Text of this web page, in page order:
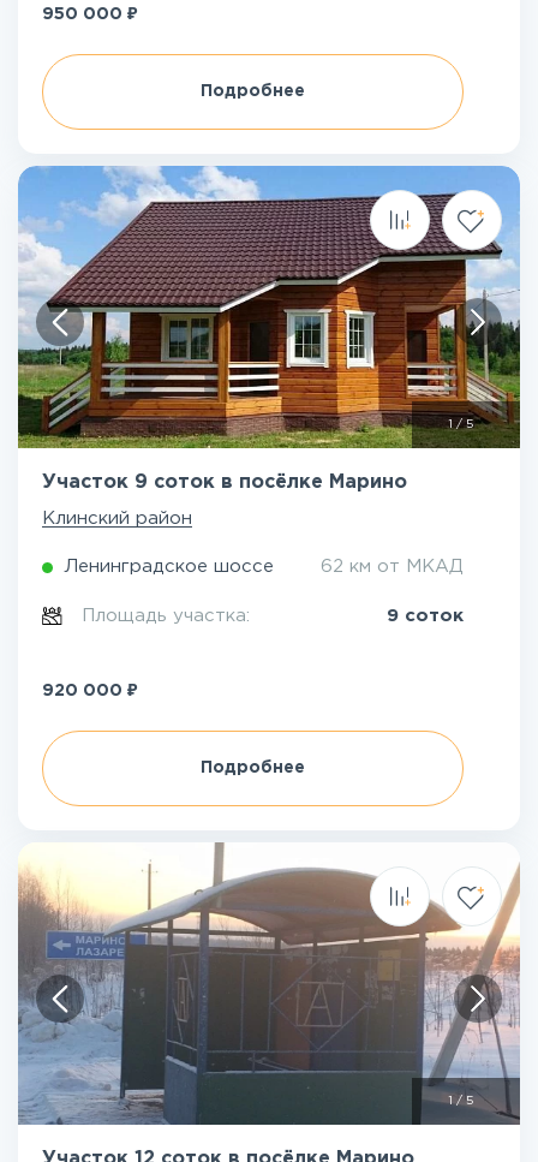
950 000 ₽
Подробнее
1 / 5
Участок 9 соток в посёлке Марино
Клинский район
Ленинградское шоссе 62 км от МКАД
Площадь участка: 9 соток
920 000 ₽
Подробнее
1 /5